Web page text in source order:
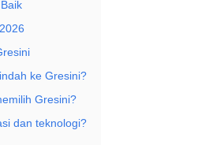
ke Gresini?
Gresini?
dan teknologi?